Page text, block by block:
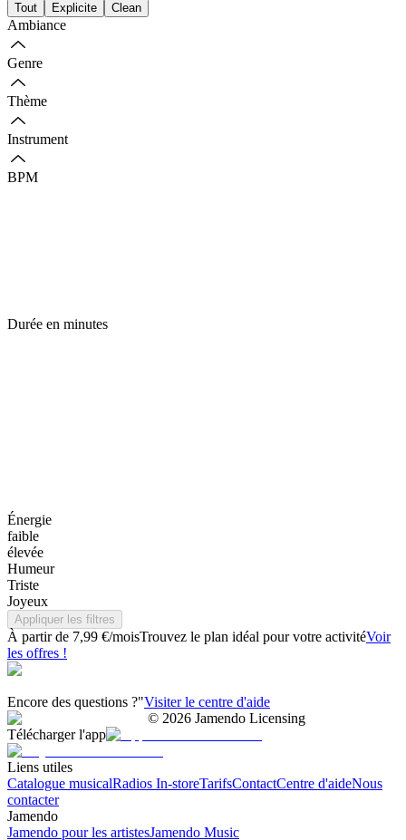
Tout Explicite Clean
Ambiance
Genre
Thème
Instrument
BPM
Durée en minutes
Énergie
faible
élevée
Humeur
Triste
Joyeux
Appliquer les filtres
À partir de 7,99 €/moisTrouvez le plan idéal pour votre activitéVoir
les offres !
Encore des questions ?"Visiter le centre d'aide
© 2026 Jamendo Licensing
Télécharger l'app
Liens utiles
Catalogue musicalRadios In-storeTarifsContactCentre d'aideNous
contacter
Jamendo
Jamendo pour les artistesJamendo Music